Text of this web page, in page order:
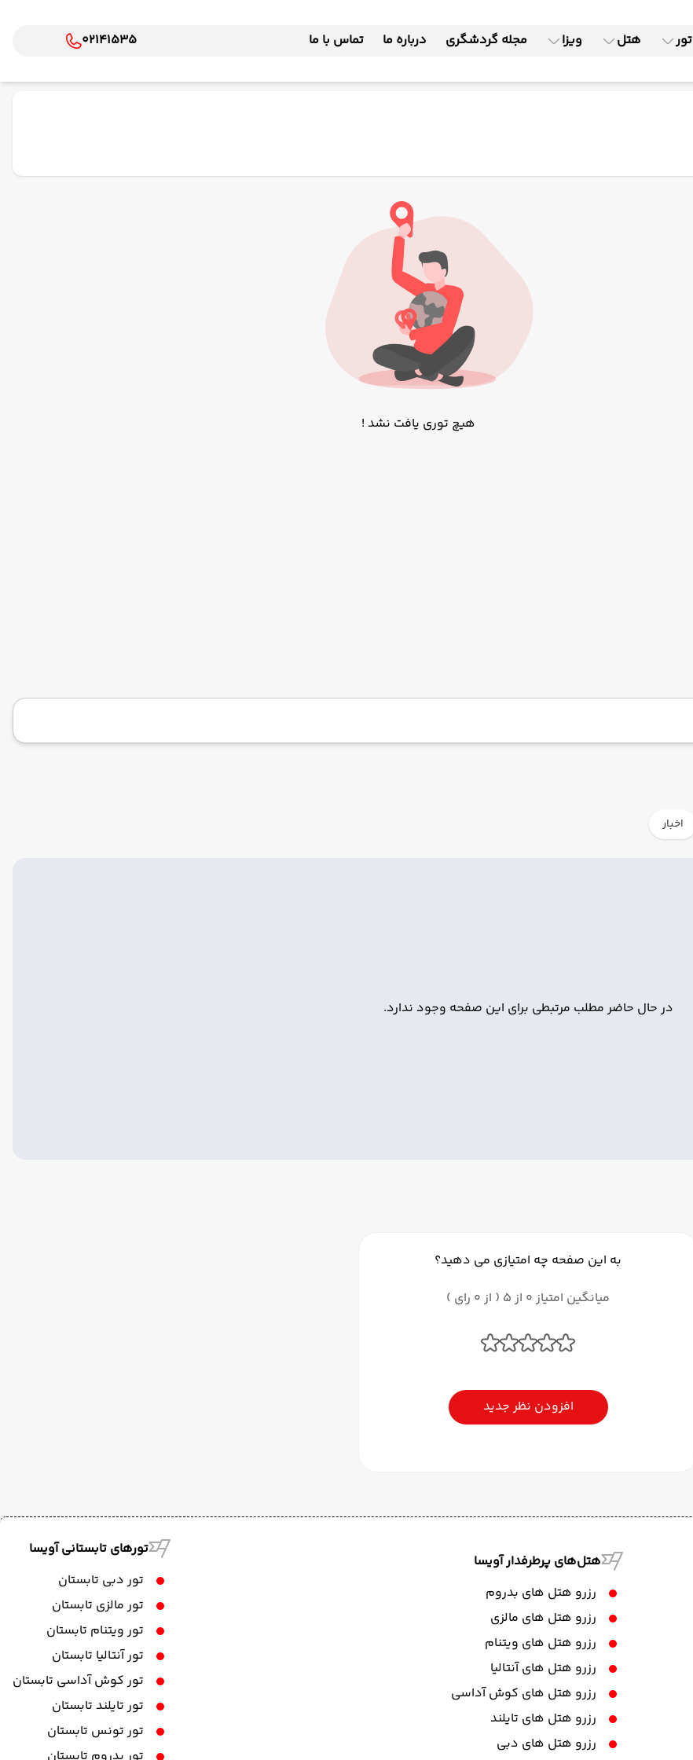
تور هتل ویزا مجله گردشگری درباره ما تماس با ما 02141535
هیچ توری یافت نشد !
اخبار
در حال حاضر مطلب مرتبطی برای این صفحه وجود ندارد.
به این صفحه چه امتیازی می دهید؟
میانگین امتیاز 0 از 5 ( از 0 رای )
افزودن نظر جدید
هتل‌های پرطرفدار آویسا
رزرو هتل های بدروم
رزرو هتل های مالزی
رزرو هتل های ویتنام
رزرو هتل های آنتالیا
رزرو هتل های کوش آداسی
رزرو هتل های تایلند
رزرو هتل های دبی
تورهای تابستانی آویسا
تور دبی تابستان
تور مالزی تابستان
تور ویتنام تابستان
تور آنتالیا تابستان
تور کوش آداسی تابستان
تور تایلند تابستان
تور تونس تابستان